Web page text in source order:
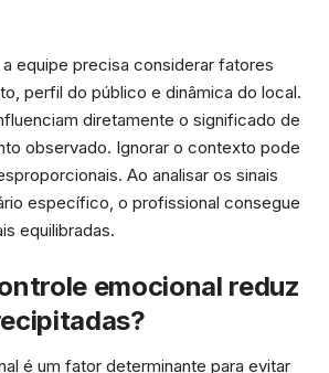
a equipe precisa considerar fatores
perfil do público e dinâmica do local.
diretamente o significado de
observado. Ignorar o contexto pode
Ao analisar os sinais
específico, o profissional consegue
equilibradas.
emocional reduz
é um fator determinante para evitar